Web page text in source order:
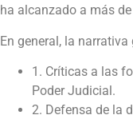
ha alcanzado a más
En general, la
1. Críticas a las
Poder Judicial.
2. Defensa de la